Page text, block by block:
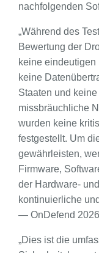
nachfolgenden
„Während des
Bewertung der
keine
keine
Staaten und
missbräuchliche
wurden keine
festgestellt. Um
gewährleisten,
Firmware,
der Hardware-
kontinuierliche
— OnDefend
„Dies ist die